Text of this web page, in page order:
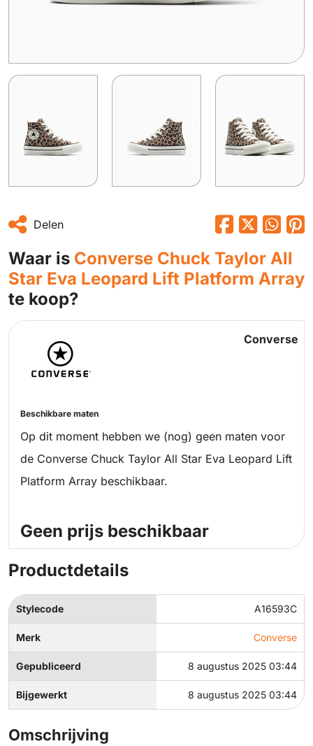
Delen
Waar is Converse Chuck Taylor All
Star Eva Leopard Lift Platform Array
te koop?
Converse
Beschikbare maten
Op dit moment hebben we (nog) geen maten voor
de Converse Chuck Taylor All Star Eva Leopard Lift
Platform Array beschikbaar.
Geen prijs beschikbaar
Productdetails
Stylecode A16593C
Merk Converse
Gepubliceerd 8 augustus 2025 03:44
Bijgewerkt 8 augustus 2025 03:44
Omschrijving